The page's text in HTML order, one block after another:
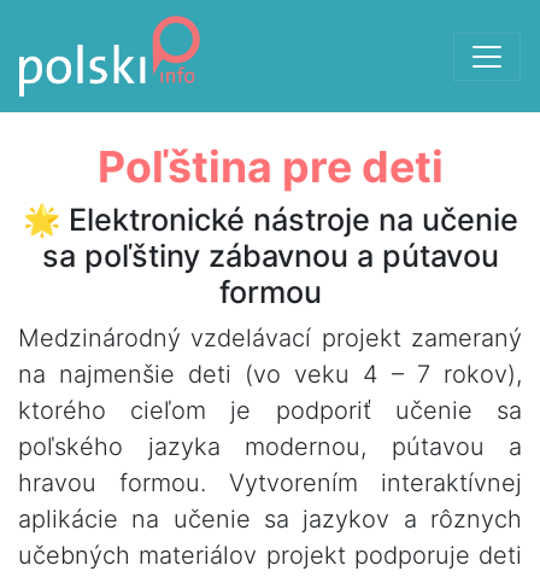
Poľština pre deti
🌟 Elektronické nástroje na učenie
sa poľštiny zábavnou a pútavou
formou
Medzinárodný vzdelávací projekt zameraný
na najmenšie deti (vo veku 4 – 7 rokov),
ktorého cieľom je podporiť učenie sa
poľského jazyka modernou, pútavou a
hravou formou. Vytvorením interaktívnej
aplikácie na učenie sa jazykov a rôznych
učebných materiálov projekt podporuje deti